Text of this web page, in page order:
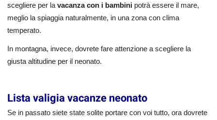
scegliere per la vacanza con i bambini potrà essere il mare,
meglio la spiaggia naturalmente, in una zona con clima
temperato.
In montagna, invece, dovrete fare attenzione a scegliere la
giusta altitudine per il neonato.
Lista valigia vacanze neonato
Se in passato siete state solite portare con voi tutto, ora dovrete